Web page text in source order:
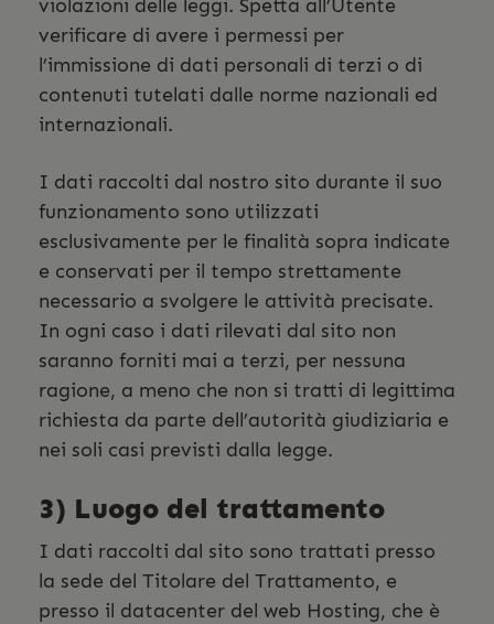
violazioni delle leggi. Spetta all’Utente
verificare di avere i permessi per
l’immissione di dati personali di terzi o di
contenuti tutelati dalle norme nazionali ed
internazionali.
I dati raccolti dal nostro sito durante il suo
funzionamento sono utilizzati
esclusivamente per le finalità sopra indicate
e conservati per il tempo strettamente
necessario a svolgere le attività precisate.
In ogni caso i dati rilevati dal sito non
saranno forniti mai a terzi, per nessuna
ragione, a meno che non si tratti di legittima
richiesta da parte dell’autorità giudiziaria e
nei soli casi previsti dalla legge.
3) Luogo del trattamento
I dati raccolti dal sito sono trattati presso
la sede del Titolare del Trattamento, e
presso il datacenter del web Hosting, che è